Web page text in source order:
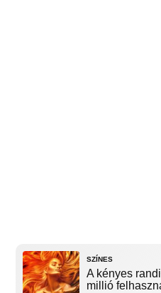
SZÍNES
A kényes
millió